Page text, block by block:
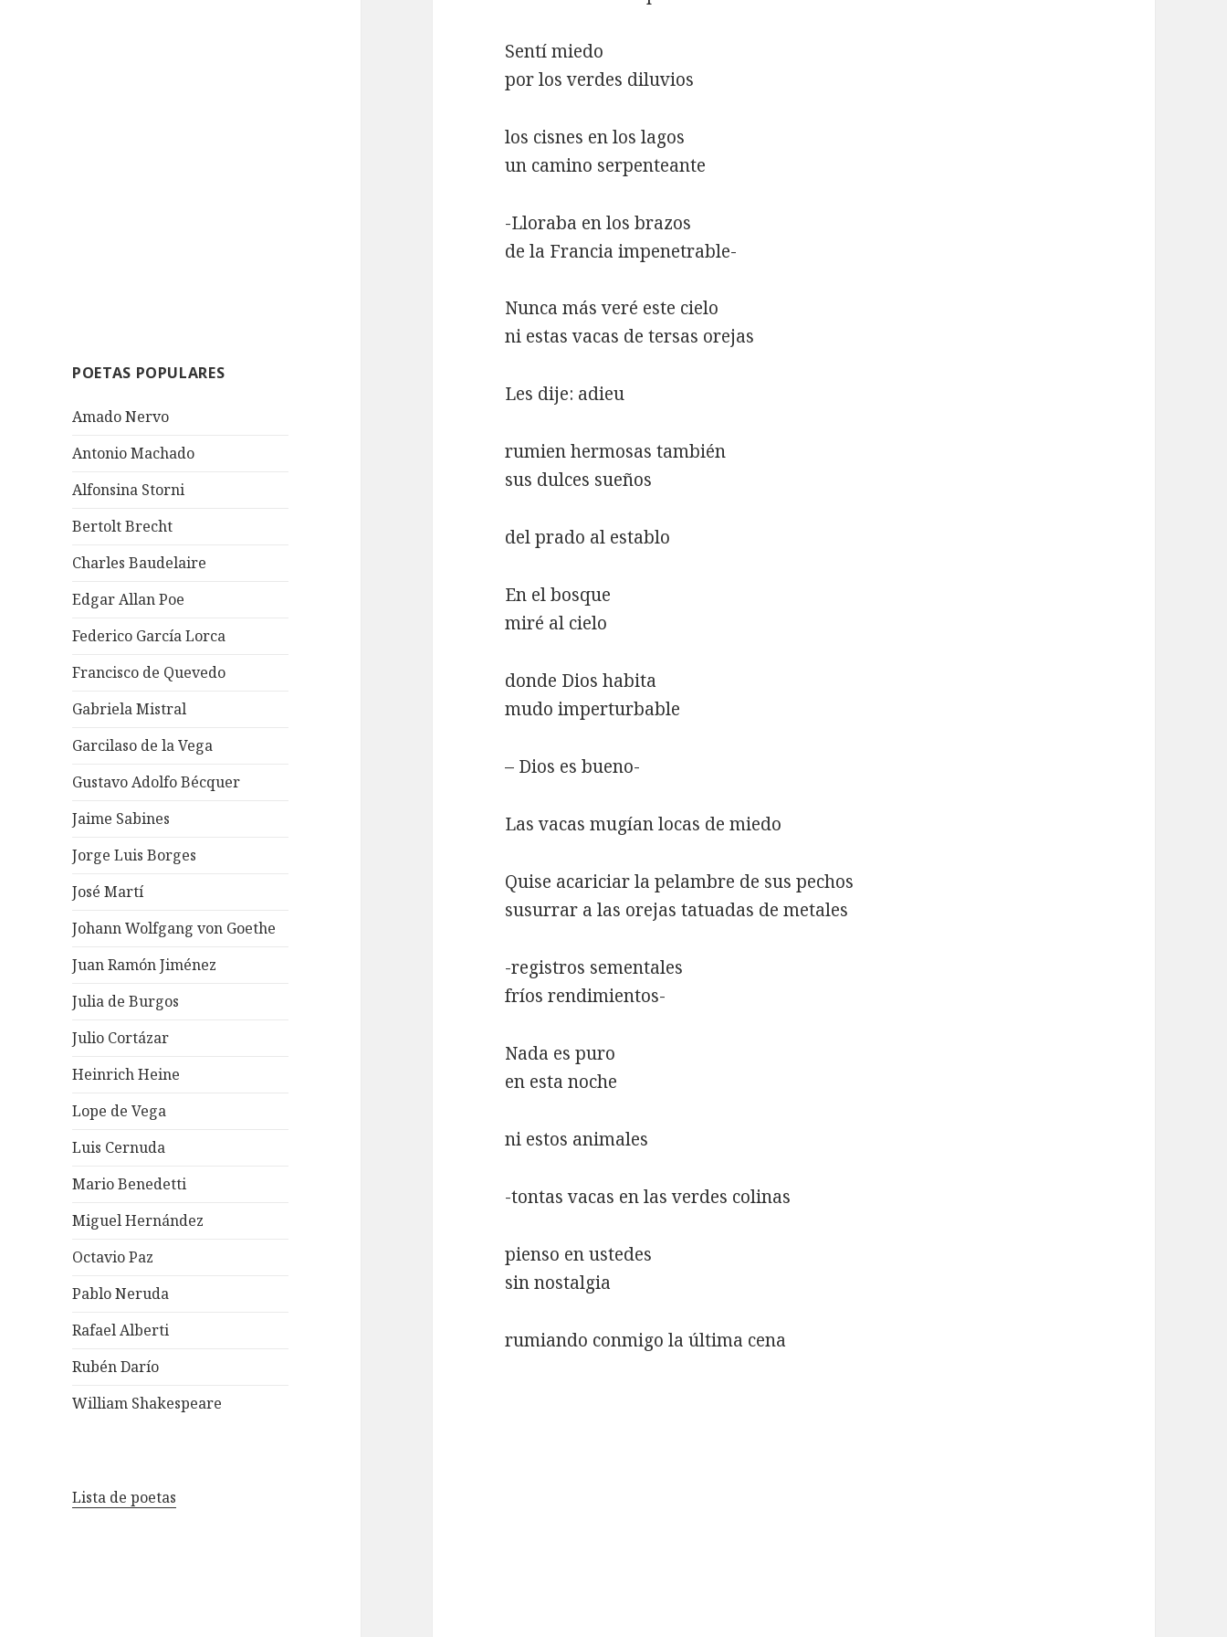
POETAS POPULARES
Amado Nervo
Antonio Machado
Alfonsina Storni
Bertolt Brecht
Charles Baudelaire
Edgar Allan Poe
Federico García Lorca
Francisco de Quevedo
Gabriela Mistral
Garcilaso de la Vega
Gustavo Adolfo Bécquer
Jaime Sabines
Jorge Luis Borges
José Martí
Johann Wolfgang von Goethe
Juan Ramón Jiménez
Julia de Burgos
Julio Cortázar
Heinrich Heine
Lope de Vega
Luis Cernuda
Mario Benedetti
Miguel Hernández
Octavio Paz
Pablo Neruda
Rafael Alberti
Rubén Darío
William Shakespeare
Lista de poetas
Sentí miedo
por los verdes diluvios
los cisnes en los lagos
un camino serpenteante
-Lloraba en los brazos
de la Francia impenetrable-
Nunca más veré este cielo
ni estas vacas de tersas orejas
Les dije: adieu
rumien hermosas también
sus dulces sueños
del prado al establo
En el bosque
miré al cielo
donde Dios habita
mudo imperturbable
– Dios es bueno-
Las vacas mugían locas de miedo
Quise acariciar la pelambre de sus pechos
susurrar a las orejas tatuadas de metales
-registros sementales
fríos rendimientos-
Nada es puro
en esta noche
ni estos animales
-tontas vacas en las verdes colinas
pienso en ustedes
sin nostalgia
rumiando conmigo la última cena